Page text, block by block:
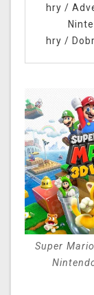
hry /
hry /
Super